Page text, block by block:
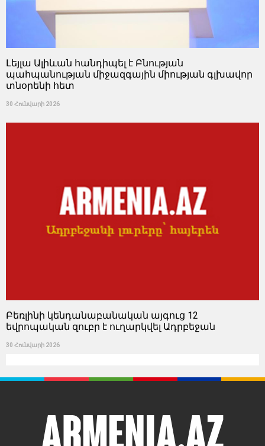
Լեյլա Ալիևան հանդիպել է Բնության
պահպանության միջազգային միության գլխավոր
տնօրենի հետ
30 Հունվարի 2026
Բեռլինի կենդանաբանական այգուց 12
եվրոպական զուբր է ուղարկվել Ադրբեջան
30 Հունվարի 2026